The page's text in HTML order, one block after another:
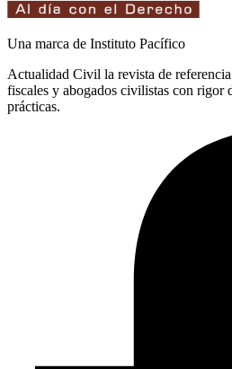
Una marca de Instituto Pacífico
Actualidad Civil la revista de
fiscales y abogados civilistas con rigor
prácticas.